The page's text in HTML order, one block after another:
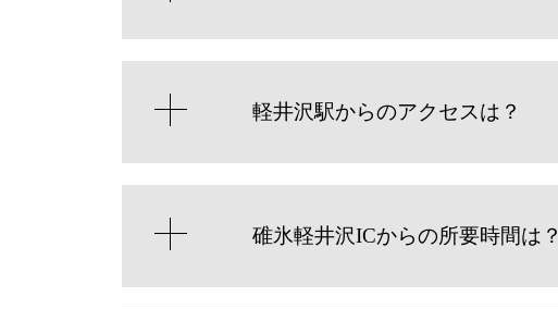
軽井沢駅からのアクセスは？
碓氷軽井沢ICからの所要時間は？